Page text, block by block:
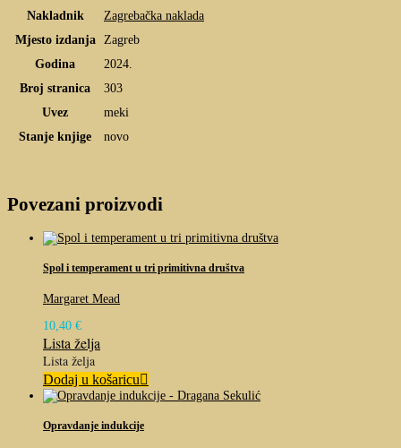
Nakladnik
Zagrebačka naklada
Mjesto izdanja
Zagreb
Godina
2024.
Broj stranica
303
Uvez
meki
Stanje knjige
novo
Povezani proizvodi
Spol i temperament u tri primitivna društva
Margaret Mead
10,40 €
Lista želja
Lista želja
Dodaj u košaricu
Opravdanje indukcije